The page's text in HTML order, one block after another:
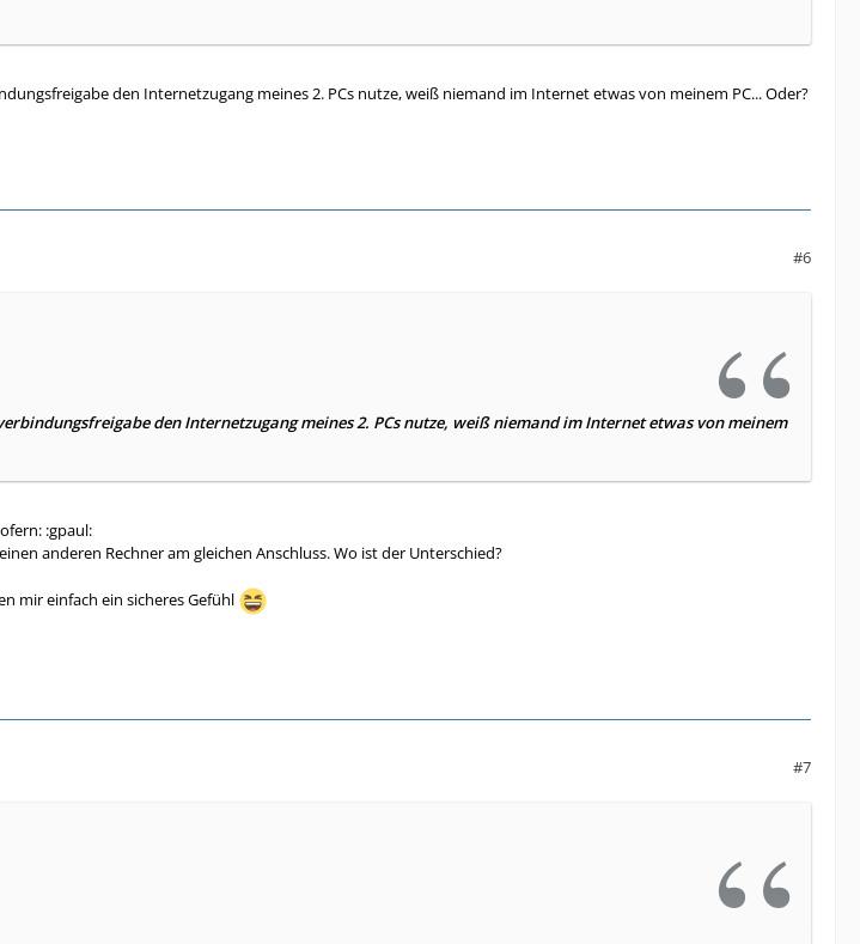
den Internetzugang meines 2. PCs nutze, weiß niemand im Internet etwas von meinem PC... Oder?
#6
den Internetzugang meines 2. PCs nutze, weiß niemand im Internet etwas von meinem
:gpaul:
anderen Rechner am gleichen Anschluss. Wo ist der Unterschied?
mir einfach ein sicheres Gefühl
#7